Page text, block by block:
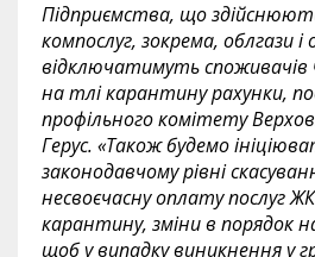
Підприємства, що
компослуг, зокрема, облгази і
відключатимуть споживачів
на тлі карантину рахунки,
профільного комітету
Герус. «Також будемо
законодавчому рівні
несвоєчасну оплату послуг
карантину, зміни в порядок
щоб у випадку виникнення у